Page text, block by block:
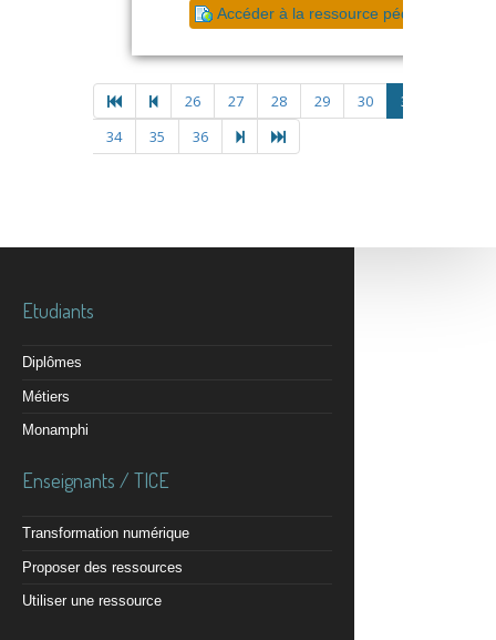
Accéder à la ressource pédagogique
26 27 28 29 30 31
34
35 36
Etudiants
Diplômes
Métiers
Monamphi
Enseignants / TICE
Transformation numérique
Proposer des ressources
Utiliser une ressource